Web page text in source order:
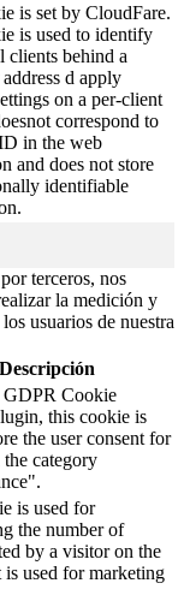
is set by CloudFare.
is used to identify
clients behind a
d apply
on a per-client
correspond to
in the web
and does not store
identifiable
terceros, nos
la medición y
usuarios de nuestra
Descripción
GDPR Cookie
this cookie is
the user consent for
category
is used for
the number of
by a visitor on the
is used for marketing